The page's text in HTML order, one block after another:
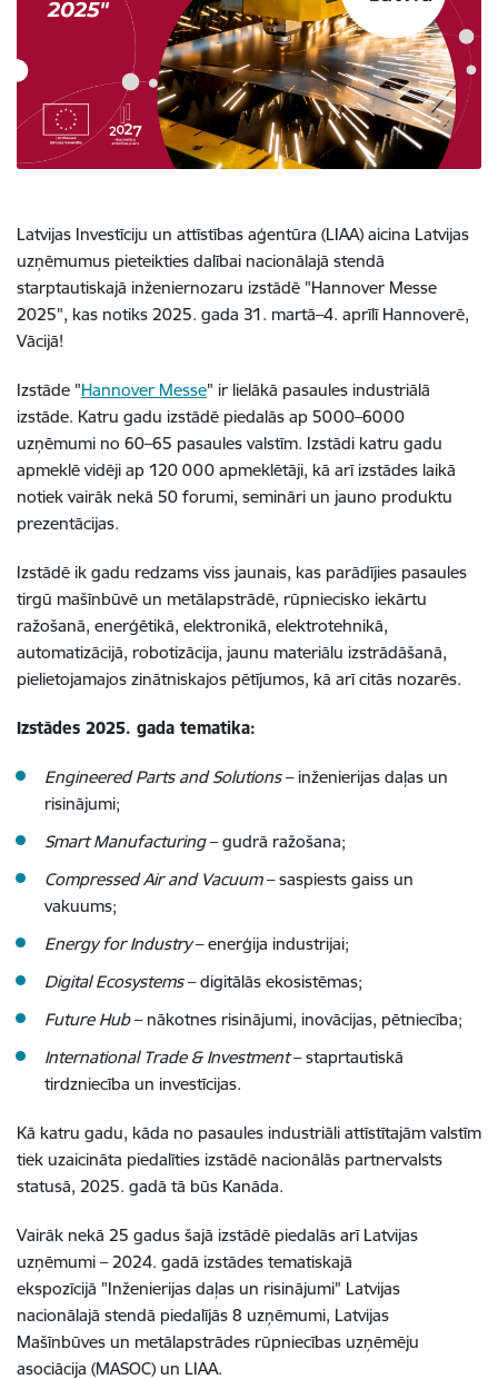
Latvijas Investīciju un attīstības aģentūra (LIAA) aicina Latvijas
uzņēmumus pieteikties dalībai nacionālajā stendā
starptautiskajā inženiernozaru izstādē "Hannover Messe
2025", kas notiks 2025. gada 31. martā–4. aprīlī Hannoverē,
Vācijā!
Izstāde "Hannover Messe" ir lielākā pasaules industriālā
izstāde. Katru gadu izstādē piedalās ap 5000–6000
uzņēmumi no 60–65 pasaules valstīm. Izstādi katru gadu
apmeklē vidēji ap 120 000 apmeklētāji, kā arī izstādes laikā
notiek vairāk nekā 50 forumi, semināri un jauno produktu
prezentācijas.
Izstādē ik gadu redzams viss jaunais, kas parādījies pasaules
tirgū mašīnbūvē un metālapstrādē, rūpniecisko iekārtu
ražošanā, enerģētikā, elektronikā, elektrotehnikā,
automatizācijā, robotizācija, jaunu materiālu izstrādāšanā,
pielietojamajos zinātniskajos pētījumos, kā arī citās nozarēs.
Izstādes 2025. gada tematika:
Engineered Parts and Solutions– inženierijas daļas un
risinājumi;
Smart Manufacturing– gudrā ražošana;
Compressed Air and Vacuum– saspiests gaiss un
vakuums;
Energy for Industry– enerģija industrijai;
Digital Ecosystems– digitālās ekosistēmas;
Future Hub– nākotnes risinājumi, inovācijas, pētniecība;
International Trade & Investment– staprtautiskā
tirdzniecība un investīcijas.
Kā katru gadu, kāda no pasaules industriāli attīstītajām valstīm
tiek uzaicināta piedalīties izstādē nacionālās partnervalsts
statusā, 2025. gadā tā būs Kanāda.
Vairāk nekā 25 gadus šajā izstādē piedalās arī Latvijas
uzņēmumi – 2024. gadā izstādes tematiskajā
ekspozīcijā "Inženierijas daļas un risinājumi" Latvijas
nacionālajā stendā piedalījās 8 uzņēmumi, Latvijas
Mašīnbūves un metālapstrādes rūpniecības uzņēmēju
asociācija (MASOC) un LIAA.